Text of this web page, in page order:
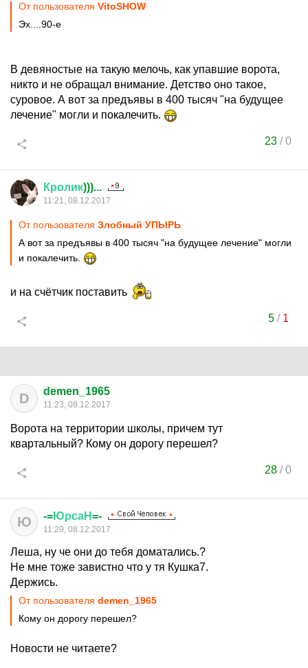
От пользователя VitoSHOW
Эх....90-е
В девяностые на такую мелочь, как упавшие ворота,
никто и не обращал внимание. Детство оно такое,
суровое. А вот за предъявы в 400 тысяч "на будущее
лечение" могли и покалечить.
23 /0
Кролик)))...
11:21, 08.12.2017
От пользователя Злобный УПЫРЬ
А вот за предъявы в 400 тысяч "на будущее лечение" могли
и покалечить.
и на счётчик поставить
5/ 1
D demen_1965
11:23, 08.12.2017
Ворота на территории школы, причем тут
квартальный? Кому он дорогу перешел?
28 /0
Ю -=ЮрсаН=-
11:29, 08.12.2017
Леша, ну че они до тебя доматались.?
Не мне тоже завистно что у тя Кушка7.
Держись.
От пользователя demen_1965
Кому он дорогу перешел?
Новости не читаете?